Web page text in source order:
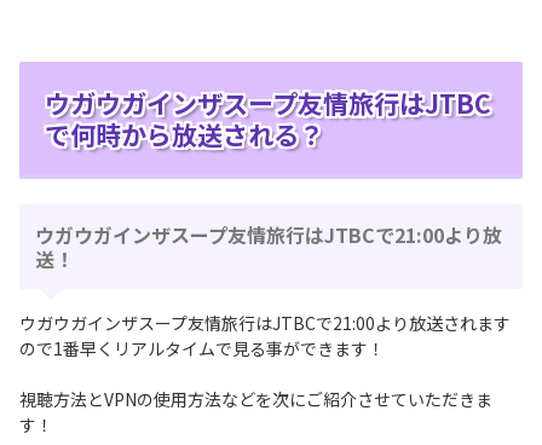
ウガウガインザスープ友情旅行はJTBC
で何時から放送される？
ウガウガインザスープ友情旅行はJTBCで21:00より放
送！
ウガウガインザスープ友情旅行はJTBCで21:00より放送されます
ので1番早くリアルタイムで見る事ができます！
視聴方法とVPNの使用方法などを次にご紹介させていただきま
す！